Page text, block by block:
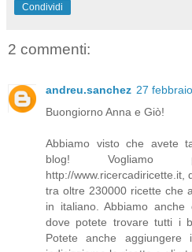
Condividi
2 commenti:
andreu.sanchez 27
Buongiorno Anna e Giò!
Abbiamo visto che avete
blog! Vogliamo
http://www.ricercadiricette.it,
tra oltre 230000 ricette che
in italiano. Abbiamo
dove potete trovare tutti i
Potete anche aggiungere